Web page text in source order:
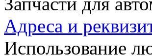
Адреса и
Использование